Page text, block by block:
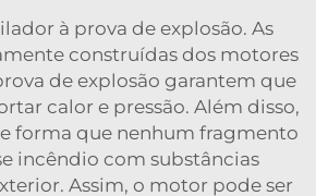
à prova de explosão. As
construídas dos motores
de explosão garantem que
calor e pressão. Além disso,
forma que nenhum fragmento
incêndio com substâncias
Assim, o motor pode ser